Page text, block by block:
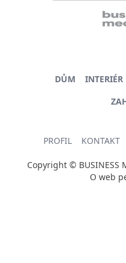
DŮM INTERIÉR
PROFIL KONTAKT
Copyright © BUSINESS